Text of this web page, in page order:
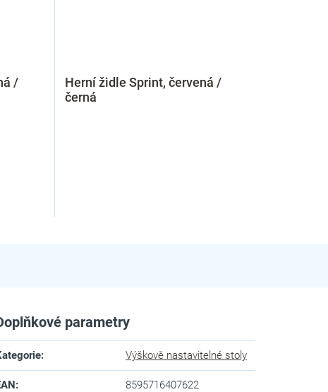
/
Herní židle Sprint, červená /
černá
parametry
: Výškově nastavitelné stoly
: 8595716407622